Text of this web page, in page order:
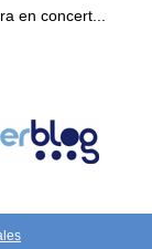
en concert...